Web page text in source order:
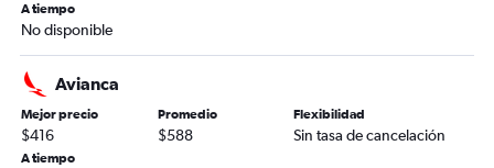
A tiempo
No disponible
Avianca
Mejor precio
$416
Promedio
$588
Flexibilidad
Sin tasa de cancelación
A tiempo